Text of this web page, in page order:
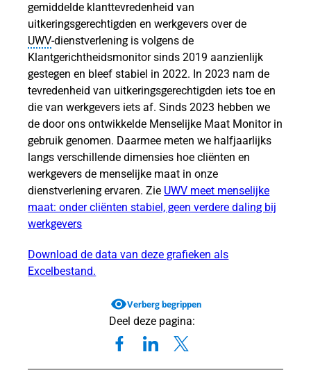
gemiddelde klanttevredenheid van
uitkeringsgerechtigden en werkgevers over de
UWV‑dienstverlening is volgens de
Klantgerichtheidsmonitor sinds 2019 aanzienlijk
gestegen en bleef stabiel in 2022. In 2023 nam de
tevredenheid van uitkeringsgerechtigden iets toe en
die van werkgevers iets af. Sinds 2023 hebben we
de door ons ontwikkelde Menselijke Maat Monitor in
gebruik genomen. Daarmee meten we halfjaarlijks
langs verschillende dimensies hoe cliënten en
werkgevers de menselijke maat in onze
dienstverlening ervaren. Zie UWV meet menselijke
maat: onder cliënten stabiel, geen verdere daling bij
werkgevers
Download de data van deze grafieken als
Excelbestand.
Verberg begrippen
Deel deze pagina: